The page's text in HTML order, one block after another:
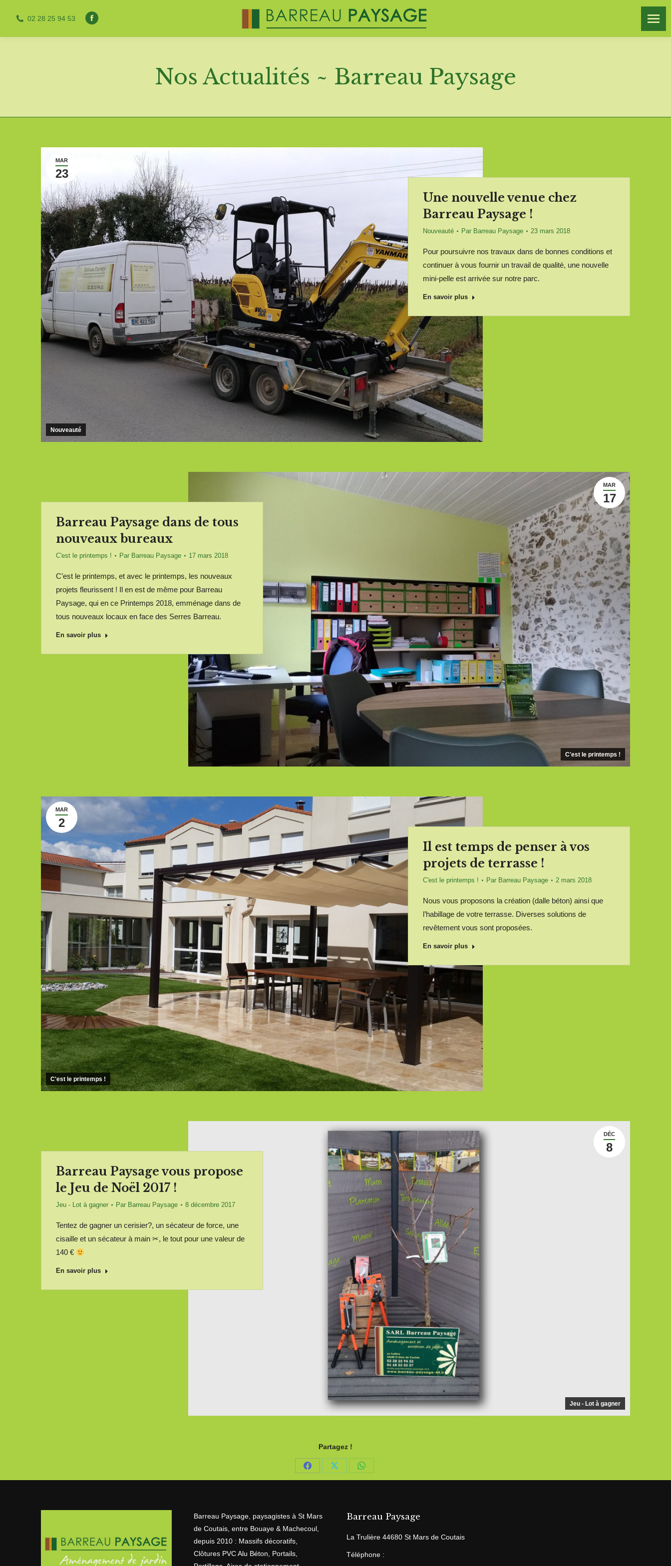
02 28 25 94 53
Facebook
page
Nos Actualités ~ Barreau Paysage
MAR
23
Nouveauté
Une nouvelle venue chez
Barreau Paysage !
Nouveauté Par Barreau Paysage 23 mars 2018
Pour poursuivre nos travaux dans de bonnes conditions et
continuer à vous fournir un travail de qualité, une nouvelle
mini-pelle est arrivée sur notre parc.
En savoir plus
MAR
17
C'est le printemps !
Barreau Paysage dans de tous
nouveaux bureaux
C'est le printemps ! Par Barreau Paysage 17 mars 2018
C’est le printemps, et avec le printemps, les nouveaux
projets fleurissent ! Il en est de même pour Barreau
Paysage, qui en ce Printemps 2018, emménage dans de
tous nouveaux locaux en face des Serres Barreau.
En savoir plus
MAR
2
C'est le printemps !
Il est temps de penser à vos
projets de terrasse !
C'est le printemps ! Par Barreau Paysage 2 mars 2018
Nous vous proposons la création (dalle béton) ainsi que
l’habillage de votre terrasse. Diverses solutions de
revêtement vous sont proposées.
En savoir plus
DÉC
8
Jeu - Lot à gagner
Barreau Paysage vous propose
le Jeu de Noël 2017 !
Jeu - Lot à gagner Par Barreau Paysage 8 décembre 2017
Tentez de gagner un cerisier?, un sécateur de force, une
cisaille et un sécateur à main ✂, le tout pour une valeur de
140 €
En savoir plus
Partagez !
Share
Share
Share
Barreau Paysage, paysagistes à St Mars
de Coutais, entre Bouaye & Machecoul,
depuis 2010 : Massifs décoratifs,
Clôtures PVC Alu Béton, Portails,
Barreau Paysage
La Trulière 44680 St Mars de Coutais
Téléphone :